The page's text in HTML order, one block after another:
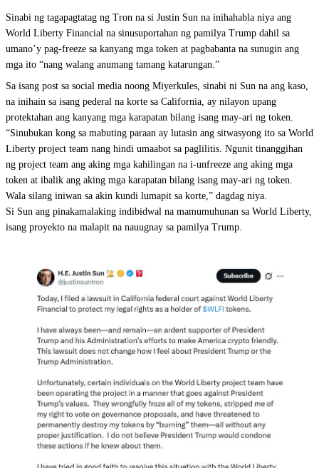
Sinabi ng tagapagtatag ng Tron na si Justin Sun na inihahabla niya ang
World Liberty Financial na sinusuportahan ng pamilya Trump dahil sa
umano’y pag-freeze sa kanyang mga token at pagbabanta na sunugin ang
mga ito “nang walang anumang tamang katarungan.”
Sa isang post sa social media noong Miyerkules, sinabi ni Sun na ang kaso,
na inihain sa isang pederal na korte sa California, ay nilayon upang
protektahan ang kanyang mga karapatan bilang isang may-ari ng token.
“Sinubukan kong sa mabuting paraan ay lutasin ang sitwasyong ito sa World
Liberty project team nang hindi umaabot sa paglilitis. Ngunit tinanggihan
ng project team ang aking mga kahilingan na i-unfreeze ang aking mga
token at ibalik ang aking mga karapatan bilang isang may-ari ng token.
Wala silang iniwan sa akin kundi lumapit sa korte,” dagdag niya.
Si Sun ang pinakamalaking indibidwal na mamumuhunan sa World Liberty,
isang proyekto na malapit na nauugnay sa pamilya Trump.